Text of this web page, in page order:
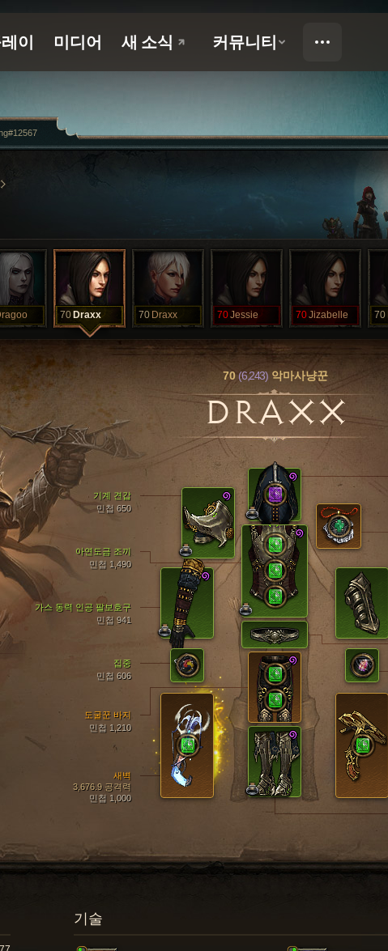
70 Draxx 70 Draxx 70Jessie 70Jizabelle 70
70 (6,243)악마사냥꾼
DRAXX
아연도금 조끼
민첩 1,490
가스 동력 인공 팔보호구
민첩 941
기계 견갑
민첩 650
도굴꾼 바지
민첩 1,210
새벽
3,676.9 공격력
민첩 1,000
집중
민첩 606
기술